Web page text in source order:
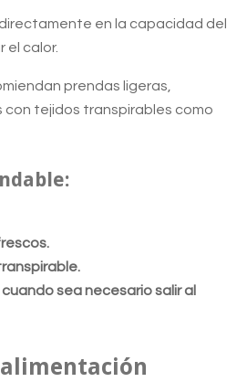
en la capacidad del
el calor.
prendas ligeras,
con tejidos transpirables como
sea necesario salir al